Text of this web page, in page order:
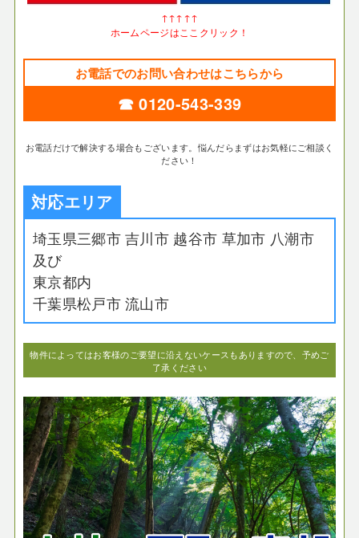
↑↑↑↑↑
ホームページはここクリック！
お電話でのお問い合わせはこちらから
☎ 0120-543-339
お電話だけで解決する場合もございます。悩んだらまずはお気軽にご相談く
ださい！
対応エリア
埼玉県三郷市 吉川市 越谷市 草加市 八潮市
及び
東京都内
千葉県松戸市 流山市
物件によってはお客様のご要望に沿えないケースもありますので、予めご
了承ください